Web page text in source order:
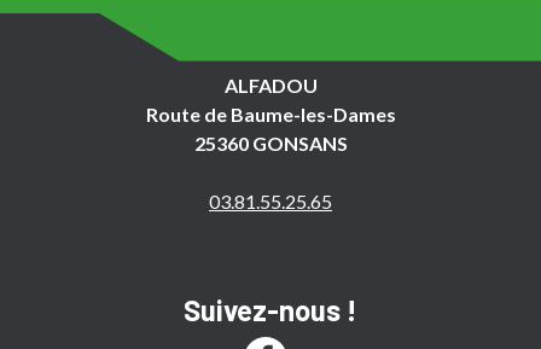
ALFADOU
Route de Baume-les-Dames
25360 GONSANS
03.81.55.25.65
Suivez-nous !